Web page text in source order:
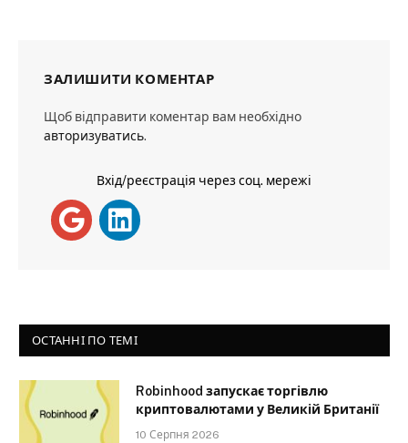
ЗАЛИШИТИ КОМЕНТАР
Щоб відправити коментар вам необхідно
авторизуватись.
Вхід/реєстрація через соц. мережі
ОСТАННІ ПО ТЕМІ
Robinhood запускає торгівлю
криптовалютами у Великій Британії
10 Серпня 2026